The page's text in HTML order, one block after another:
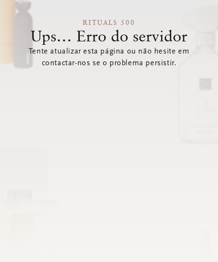
RITUALS 500
Ups… Erro do servidor
Tente atualizar esta página ou não hesite em
contactar-nos se o problema persistir.